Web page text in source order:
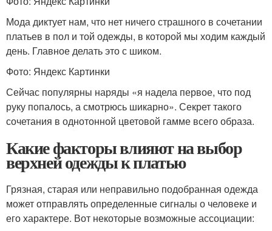
Мода диктует нам, что нет ничего страшного в сочетании
платьев в пол и той одежды, в которой мы ходим каждый
день. Главное делать это с шиком.
Фото: Яндекс Картинки
Сейчас популярны наряды «я надела первое, что под
руку попалось, а смотрюсь шикарно». Секрет такого
сочетания в однотонной цветовой гамме всего образа.
Какие факторы влияют на выбор
верхней одежды к платью
Грязная, старая или неправильно подобранная одежда
может отправлять определенные сигналы о человеке и
его характере. Вот некоторые возможные ассоциации: